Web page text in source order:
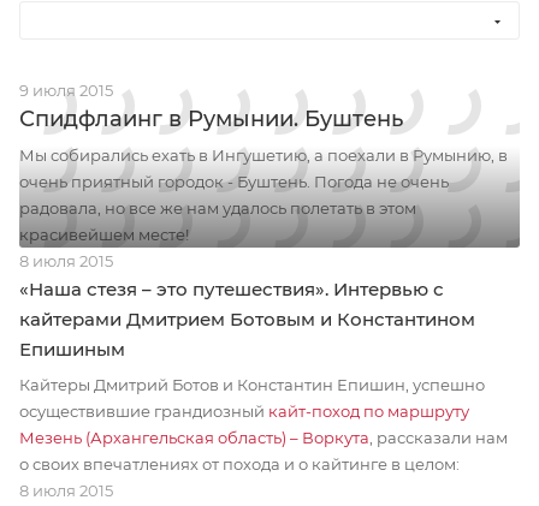
9 июля 2015
Спидфлаинг в Румынии. Буштень
Мы собирались ехать в Ингушетию, а поехали в Румынию, в
очень приятный городок - Буштень. Погода не очень
радовала, но все же нам удалось полетать в этом
красивейшем месте!
8 июля 2015
«Наша стезя – это путешествия». Интервью с
кайтерами Дмитрием Ботовым и Константином
Епишиным
Кайтеры Дмитрий Ботов и Константин Епишин, успешно
осуществившие грандиозный кайт-поход по маршруту
Мезень (Архангельская область) – Воркута , рассказали нам
о своих впечатлениях от похода и о кайтинге в целом:
8 июля 2015